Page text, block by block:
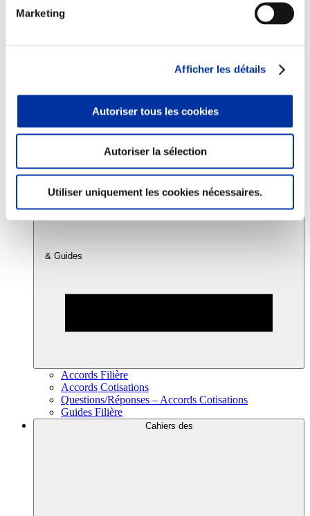
Marketing
Afficher les détails
Autoriser tous les cookies
Autoriser la sélection
Utiliser uniquement les cookies nécessaires.
Viandes et santé
Juste rémunération et attractivité des métiers
Sources d’information
Accords
& Guides
Accords Filière
Accords Cotisations
Questions/Réponses – Accords Cotisations
Guides Filière
Cahiers des